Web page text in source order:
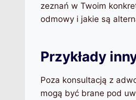
zeznań w Twoim
odmowy i jakie są
Przykłady
Poza konsultacją z
mogą być brane pod